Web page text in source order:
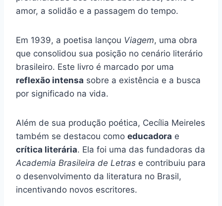
amor, a solidão e a passagem do tempo.
Em 1939, a poetisa lançou Viagem, uma obra
que consolidou sua posição no cenário literário
brasileiro. Este livro é marcado por uma
reflexão intensa sobre a existência e a busca
por significado na vida.
Além de sua produção poética, Cecília Meireles
também se destacou como educadora e
crítica literária. Ela foi uma das fundadoras da
Academia Brasileira de Letras e contribuiu para
o desenvolvimento da literatura no Brasil,
incentivando novos escritores.